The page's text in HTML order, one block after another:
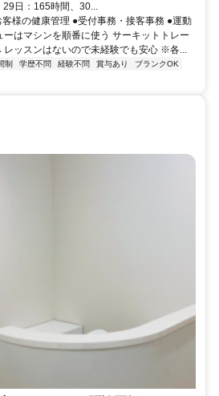
29日：165時間、30...
様の健康管理 ●受付事務・接客事務 ●運動
はマシンを順番に使う サーキットトレー
レッスンはないので未経験でも安心 ※各...
制 学歴不問 経験不問 賞与あり
ブランクOK